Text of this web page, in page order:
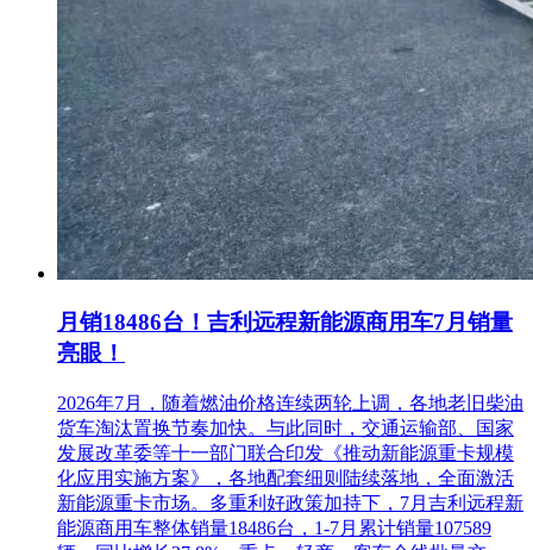
2.潜在投标人认为招标文件或招标公告使自己的合法权益受到
损害的，可以在获取招标文件之日或招标公告期限届满之日起
7个工作日内，参照《湖南省财政厅关于印发<政府采购质疑
答复和投诉处理操作规程>的通知》 (湘财购〔2019〕20号)规
定，以书面形式向采购人、采购代理机构提出质疑。
九、投标说明 本公告选项：?表示选择，□表示未选择。
十、其他补充事宜
1.CA 数字证书办理 本项目为电子招投标项目，参与投标均须
使用CA 数字证书登陆进行操作，请投标人及时办理购买CA
及相关事宜，若因CA问题导致的无法投标由投标人自行负
责。具体办理流程详见<湘西公共资源交易网》
证书(含电子印章)有关业务流程或电话咨询：0743-8523032。
2.注意事项
因导致不能在投标截止时间之前完成电子投标文件上传的，相
应责任由投标人自行承担。在使用系统过程中有疑问或困难请
及时进行咨询。
2.2 请务必按采购文件要求通过数字证书进行加密并签章。
2.3 如果开标时出现网络故障、技术故障等情形而影响招投标
活动，招标人可采取项目 延期、延长电子投标文件解密时间
月销18486台！吉利远程新能源商用车7月销量
亮眼！
2026年7月，随着燃油价格连续两轮上调，各地老旧柴油
货车淘汰置换节奏加快。与此同时，交通运输部、国家
发展改革委等十一部门联合印发《推动新能源重卡规模
化应用实施方案》，各地配套细则陆续落地，全面激活
新能源重卡市场。多重利好政策加持下，7月吉利远程新
能源商用车整体销量18486台，1-7月累计销量107589